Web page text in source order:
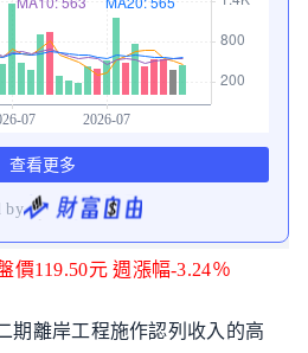
價119.50元 週漲幅-3.24％
期離岸工程施作認列收入的高